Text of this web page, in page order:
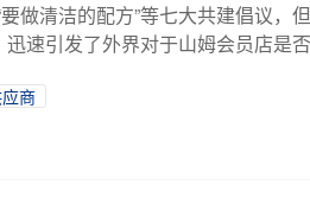
做清洁的配方”等七大共建倡议，
迅速引发了外界对于山姆会员店是
商